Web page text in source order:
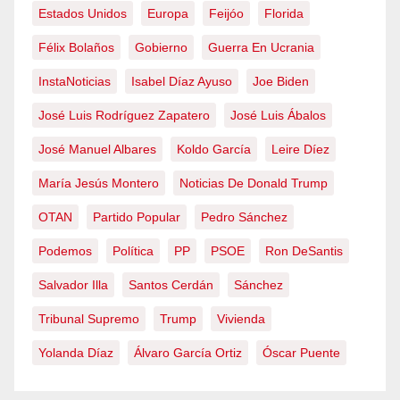
Estados Unidos Europa Feijóo Florida
Félix Bolaños Gobierno Guerra En Ucrania
InstaNoticias Isabel Díaz Ayuso Joe Biden
José Luis Rodríguez Zapatero José Luis Ábalos
José Manuel Albares Koldo García Leire Díez
María Jesús Montero Noticias De Donald Trump
OTAN Partido Popular Pedro Sánchez
Podemos Política PP PSOE Ron DeSantis
Salvador Illa Santos Cerdán Sánchez
Tribunal Supremo Trump Vivienda
Yolanda Díaz Álvaro García Ortiz Óscar Puente